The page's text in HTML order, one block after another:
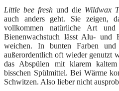
Little bee fresh und die Wildwax
auch anders geht. Sie zeigen,
vollkommen natürliche Art
Bienenwachstuch lässt Alu- und
weichen. In bunten Farben
außerordentlich oft wieder genutzt
das Abspülen mit klarem
bisschen Spülmittel. Bei Wärme
Schwitzen. Also lieber nicht